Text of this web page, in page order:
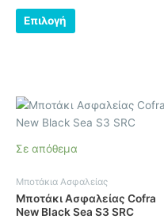
0
απόΕπιλογή
να
Σε απόθεμα
Μποτάκια Ασφαλείας
Μποτάκι Ασφαλείας Cofra
New Black Sea S3 SRC